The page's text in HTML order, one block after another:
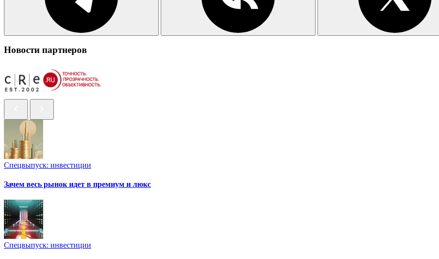
Новости партнеров
Спецвыпуск: инвестиции
Зачем весь рынок идет в премиум и люкс
Спецвыпуск: инвестиции